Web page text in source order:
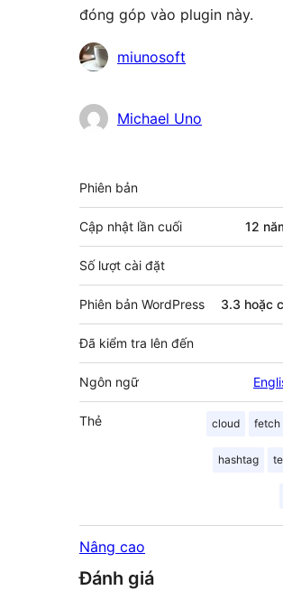
đóng góp vào plugin này.
Những
đóng
miunosoft
Michael Uno
Meta
Phiên bản
Cập nhật lần cuối 12
Số lượt cài đặt
Phiên bản WordPress 3.3 hoặc
Đã kiểm tra lên đến
Ngôn ngữ
Thẻ cloud fetch
hashtag
Nâng cao
Đánh giá